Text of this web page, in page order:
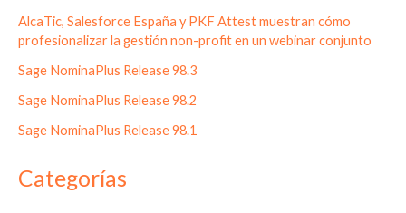
AlcaTic, Salesforce España y PKF Attest muestran cómo
profesionalizar la gestión non-profit en un webinar conjunto
Sage NominaPlus Release 98.3
Sage NominaPlus Release 98.2
Sage NominaPlus Release 98.1
Categorías